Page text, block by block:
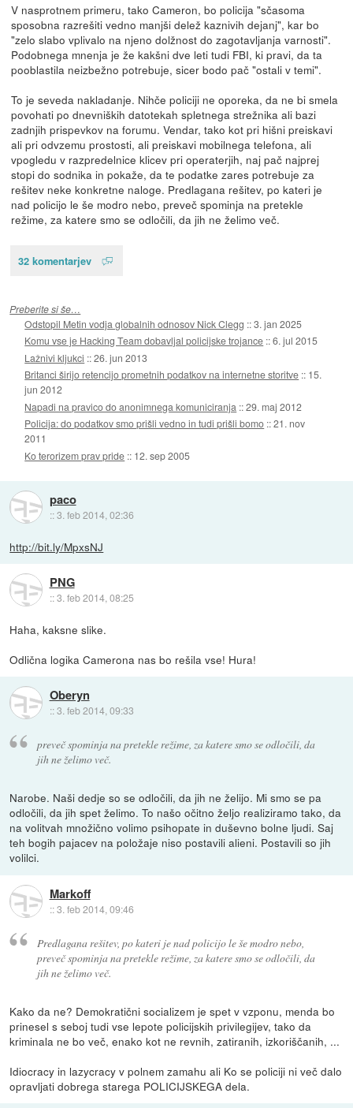
V nasprotnem primeru, tako Cameron, bo policija "sčasoma
sposobna razrešiti vedno manjši delež kaznivih dejanj", kar bo
"zelo slabo vplivalo na njeno dolžnost do zagotavljanja varnosti".
Podobnega mnenja je že kakšni dve leti tudi FBI, ki pravi, da ta
pooblastila neizbežno potrebuje, sicer bodo pač "ostali v temi".
To je seveda nakladanje. Nihče policiji ne oporeka, da ne bi smela
povohati po dnevniških datotekah spletnega strežnika ali bazi
zadnjih prispevkov na forumu. Vendar, tako kot pri hišni preiskavi
ali pri odvzemu prostosti, ali preiskavi mobilnega telefona, ali
vpogledu v razpredelnice klicev pri operaterjih, naj pač najprej
stopi do sodnika in pokaže, da te podatke zares potrebuje za
rešitev neke konkretne naloge. Predlagana rešitev, po kateri je
nad policijo le še modro nebo, preveč spominja na pretekle
režime, za katere smo se odločili, da jih ne želimo več.
32 komentarjev
Preberite si še…
Odstopil Metin vodja globalnih odnosov Nick Clegg ::3. jan 2025
Komu vse je Hacking Team dobavljal policijske trojance ::6. jul 2015
Lažnivi kljukci ::26. jun 2013
Britanci širijo retencijo prometnih podatkov na internetne storitve :: 15.
jun 2012
Napadi na pravico do anonimnega komuniciranja ::29. maj 2012
Policija: do podatkov smo prišli vedno in tudi prišli bomo ::21. nov
2011
Ko terorizem prav pride :: 12. sep 2005
paco
::3. feb 2014, 02:36
http://bit.ly/MpxsNJ
PNG
::3. feb 2014, 08:25
Haha, kaksne slike.
Odlična logika Camerona nas bo rešila vse! Hura!
Oberyn
::3. feb 2014, 09:33
preveč spominja na pretekle režime, za katere smo se odločili, da
jih ne želimo več.
Narobe. Naši dedje so se odločili, da jih ne želijo. Mi smo se pa
odločili, da jih spet želimo. To našo očitno željo realiziramo tako, da
na volitvah množično volimo psihopate in duševno bolne ljudi. Saj
teh bogih pajacev na položaje niso postavili alieni. Postavili so jih
volilci.
Markoff
::3. feb 2014, 09:46
Predlagana rešitev, po kateri je nad policijo le še modro nebo,
preveč spominja na pretekle režime, za katere smo se odločili, da
jih ne želimo več.
Kako da ne? Demokratični socializem je spet v vzponu, menda bo
prinesel s seboj tudi vse lepote policijskih privilegijev, tako da
kriminala ne bo več, enako kot ne revnih, zatiranih, izkoriščanih, ...
Idiocracy in lazycracy v polnem zamahu ali Ko se policiji ni več dalo
opravljati dobrega starega POLICIJSKEGA dela.